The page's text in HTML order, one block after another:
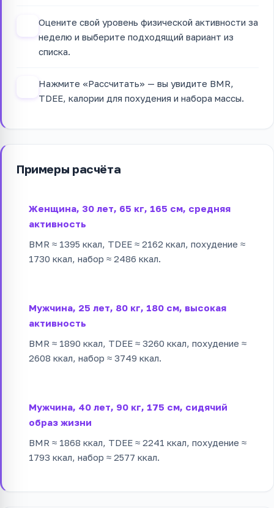
Оцените свой уровень физической активности за
неделю и выберите подходящий вариант из
списка.
Нажмите «Рассчитать» — вы увидите BMR,
TDEE, калории для похудения и набора массы.
Примеры расчёта
Женщина, 30 лет, 65 кг, 165 см, средняя
активность
BMR ≈ 1395 ккал, TDEE ≈ 2162 ккал, похудение ≈
1730 ккал, набор ≈ 2486 ккал.
Мужчина, 25 лет, 80 кг, 180 см, высокая
активность
BMR ≈ 1890 ккал, TDEE ≈ 3260 ккал, похудение ≈
2608 ккал, набор ≈ 3749 ккал.
Мужчина, 40 лет, 90 кг, 175 см, сидячий
образ жизни
BMR ≈ 1868 ккал, TDEE ≈ 2241 ккал, похудение ≈
1793 ккал, набор ≈ 2577 ккал.